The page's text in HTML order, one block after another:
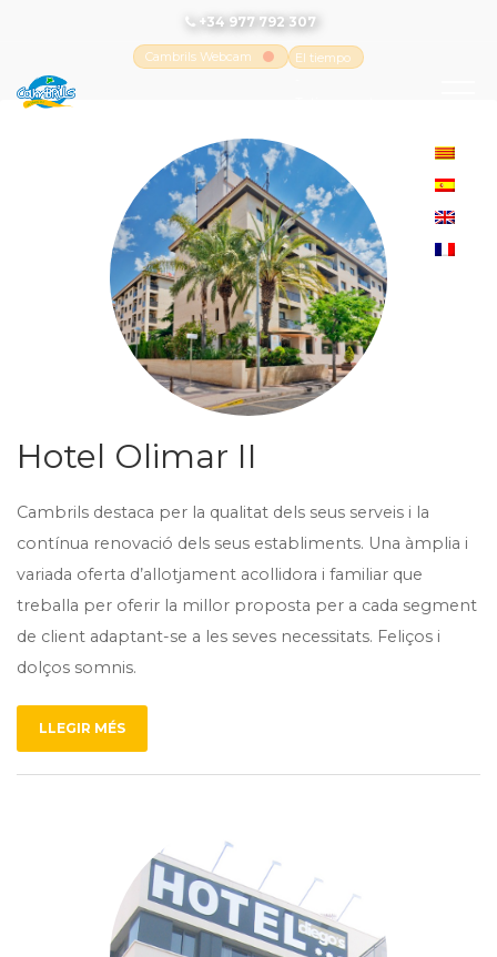
+34 977 792 307
Cambrils Webcam
El tiempo
Hotel Olimar II
Cambrils destaca per la qualitat dels seus serveis i la
contínua renovació dels seus establiments. Una àmplia i
variada oferta d’allotjament acollidora i familiar que
treballa per oferir la millor proposta per a cada segment
de client adaptant-se a les seves necessitats. Feliços i
dolços somnis.
LLEGIR MÉS